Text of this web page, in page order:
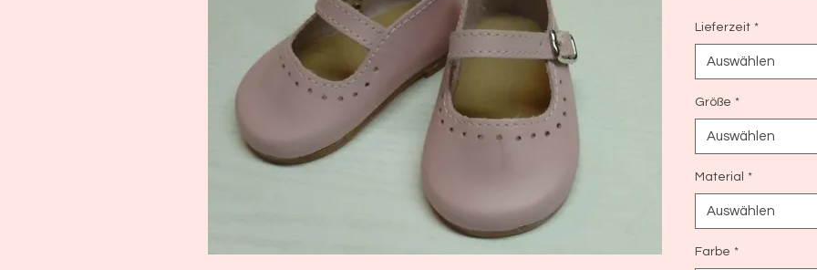
Lieferzeit *
Auswählen
Größe *
Auswählen
Material *
Auswählen
Farbe *